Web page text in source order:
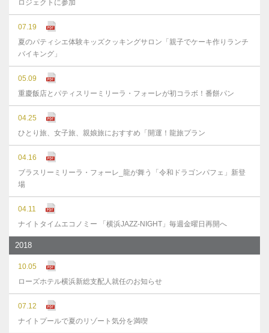
ロジェクトに参加
07.19
夏のパティシエ体験キッズクッキングサロン「親子でケーキ作りランチ
バイキング」
05.09
重慶飯店とパティスリーミリーラ・フォーレが初コラボ！番餅パン
04.25
ひとり旅、女子旅、親娘旅におすすめ「開運！龍旅プラン
04.16
ブラスリーミリーラ・フォーレ_龍が舞う「令和ドラゴンパフェ」新登
場
04.11
ナイトタイムエコノミー 「横浜JAZZ-NIGHT」毎週金曜日再開へ
2018
10.05
ローズホテル横浜新総支配人就任のお知らせ
07.12
ナイトプールで夏のリゾート気分を満喫